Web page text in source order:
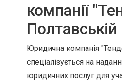
компанії
Полтавській
Юридична компанія
спеціалізується на
юридичних послуг для